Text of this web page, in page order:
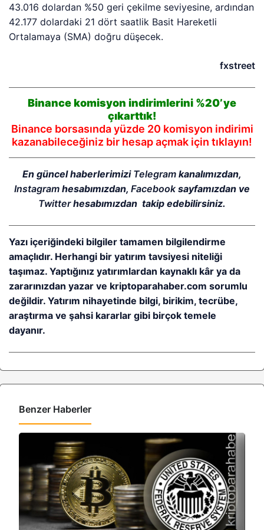
43.016 dolardan %50 geri çekilme seviyesine, ardından
42.177 dolardaki 21 dört saatlik Basit Hareketli
Ortalamaya (SMA) doğru düşecek.
fxstreet
Binance komisyon indirimlerini %20’ye
çıkarttık!
Binance borsasında yüzde 20 komisyon indirimi
kazanabileceğiniz bir hesap açmak için tıklayın!
En güncel haberlerimizi Telegram kanalımızdan,
Instagramhesabımızdan, Facebooksayfamızdan ve
Twitterhesabımızdan takip edebilirsiniz.
Yazı içeriğindeki bilgiler tamamen bilgilendirme
amaçlıdır. Herhangi bir yatırım tavsiyesi niteliği
taşımaz. Yaptığınız yatırımlardan kaynaklı kâr ya da
zararınızdan yazar ve kriptoparahaber.com sorumlu
değildir. Yatırım nihayetinde bilgi, birikim, tecrübe,
araştırma ve şahsi kararlar gibi birçok temele
dayanır.
Benzer Haberler